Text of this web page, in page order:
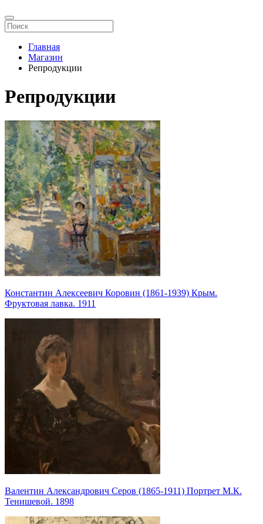
Главная
Магазин
Репродукции
Репродукции
Константин Алексеевич Коровин (1861-1939) Крым.
Фруктовая лавка. 1911
Валентин Александрович Серов (1865-1911) Портрет М.К.
Тенишевой. 1898